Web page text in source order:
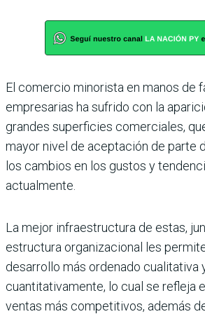
El comercio minorista en manos de
empresarias ha sufrido con la
grandes superficies comerciales,
mayor nivel de aceptación de parte
los cambios en los gustos y
actualmente.
La mejor infraestructura de estas,
estructura organizacional les
desarrollo más ordenado cualitativa
cuantitativamente, lo cual se refleja
ventas más competitivos, además